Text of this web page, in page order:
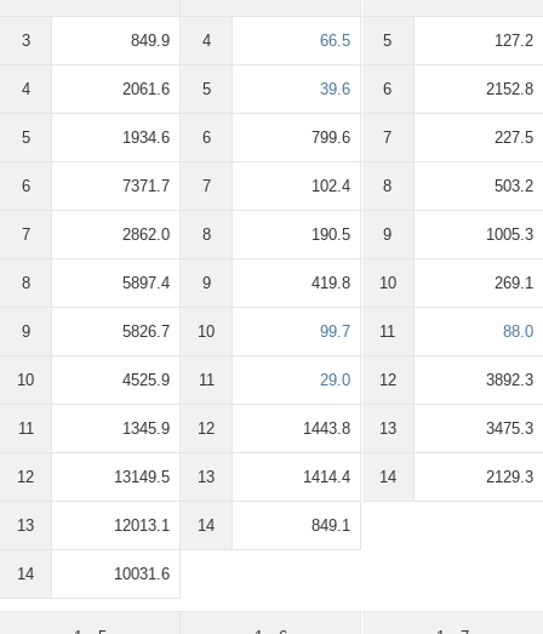
3 849.9
4 2061.6
5 1934.6
6 7371.7
7 2862.0
8 5897.4
9 5826.7
10 4525.9
11 1345.9
12 13149.5
13 12013.1
14 10031.6
4 66.5
5 39.6
6 799.6
7 102.4
8 190.5
9 419.8
10 99.7
11 29.0
12 1443.8
13 1414.4
14 849.1
5 127.2
6 2152.8
7 227.5
8 503.2
9 1005.3
10 269.1
11 88.0
12 3892.3
13 3475.3
14 2129.3